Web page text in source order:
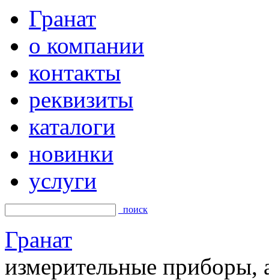
Гранат
о компании
контакты
реквизиты
каталоги
новинки
услуги
поиск
Гранат
измерительные приборы,